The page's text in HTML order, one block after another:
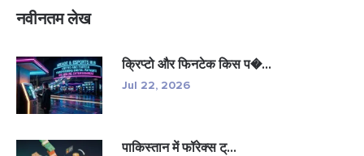
नवीनतम लेख
क्रिप्टो और फिनटेक किस प�...
Jul 22, 2026
पाकिस्तान में फॉरेक्स ट्...